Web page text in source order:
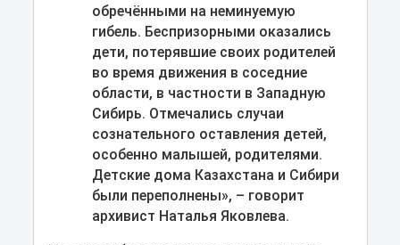
обречёнными на неминуемую
гибель. Беспризорными оказались
дети, потерявшие своих родителей
во время движения в соседние
области, в частности в Западную
Сибирь. Отмечались случаи
сознательного оставления детей,
особенно малышей, родителями.
Детские дома Казахстана и Сибири
были переполнены», – говорит
архивист Наталья Яковлева.